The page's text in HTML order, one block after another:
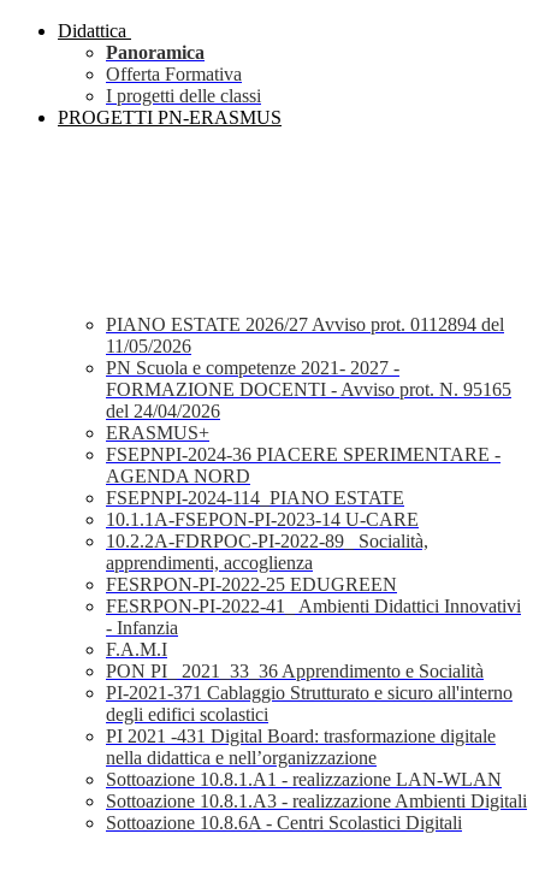
Didattica
Panoramica
Offerta Formativa
I progetti delle classi
PROGETTI PN-ERASMUS
PIANO ESTATE 2026/27 Avviso prot. 0112894 del
11/05/2026
PN Scuola e competenze 2021- 2027 -
FORMAZIONE DOCENTI - Avviso prot. N. 95165
del 24/04/2026
ERASMUS+
FSEPNPI-2024-36 PIACERE SPERIMENTARE -
AGENDA NORD
FSEPNPI-2024-114_PIANO ESTATE
10.1.1A-FSEPON-PI-2023-14 U-CARE
10.2.2A-FDRPOC-PI-2022-89_ Socialità,
apprendimenti, accoglienza
FESRPON-PI-2022-25 EDUGREEN
FESRPON-PI-2022-41_ Ambienti Didattici Innovativi
- Infanzia
F.A.M.I
PON PI_ 2021_33_36 Apprendimento e Socialità
PI-2021-371 Cablaggio Strutturato e sicuro all'interno
degli edifici scolastici
PI 2021 -431 Digital Board: trasformazione digitale
nella didattica e nell’organizzazione
Sottoazione 10.8.1.A1 - realizzazione LAN-WLAN
Sottoazione 10.8.1.A3 - realizzazione Ambienti Digitali
Sottoazione 10.8.6A - Centri Scolastici Digitali